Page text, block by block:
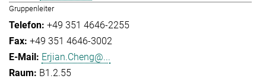
Gruppenleiter
+49 351 4646-2255
+49 351 4646-3002
Erjian.Cheng@...
B1.2.55